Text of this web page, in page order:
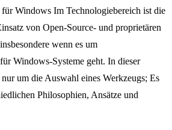
Windows Im Technologiebereich ist die
von Open-Source- und proprietären
wenn es um
Windows-Systeme geht. In dieser
um die Auswahl eines Werkzeugs; Es
Philosophien, Ansätze und